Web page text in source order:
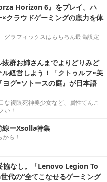
Horizon 6』をプレイ。ハ
クラウドゲーミングの底力を体
グラフィックスはもちろん最高設定
群お姉さんまでよりどりみど
ル経営しよう！「クトゥルフ×美
ヨグ=ソトースの庭』が日本語
な複眼死神美少女など、属性てんこ
い！
線ーXsolla特集
ら！
協なし。「Lenovo Legion To
代の“全てこなせるゲーミング